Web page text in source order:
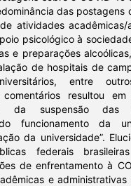
das postagens
atividades acadêmicas/
psicológico à
e preparações
de hospitais de
entre
resultou em
da suspensão das
funcionamento da
da universidade”.
federais
de enfrentamento à
e